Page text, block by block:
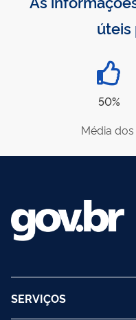
úteis
50%
Média
SERVIÇOS